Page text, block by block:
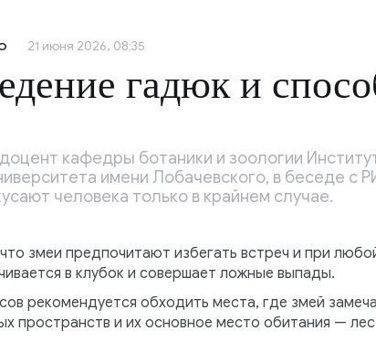
21 июня 2026, 08:35
гадюк и
кафедры ботаники и зоологии
имени Лобачевского, в беседе с
человека только в крайнем случае.
змеи предпочитают избегать встреч и при
в клубок и совершает ложные выпады.
рекомендуется обходить места, где змей
пространств и их основное место обитания —